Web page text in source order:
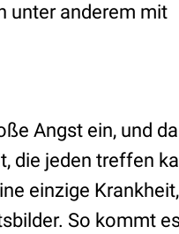
unter anderem mit
Angst ein, und
die jeden treffen
einzige
So kommt